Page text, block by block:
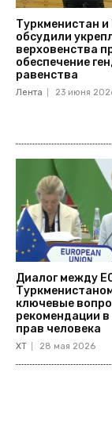
Туркменистан и
обсудили
верховенства
обеспечение
равенства
Лента 23 июня
Диалог между
ключевые
рекомендации
прав человека
ХТ 28 мая 2026